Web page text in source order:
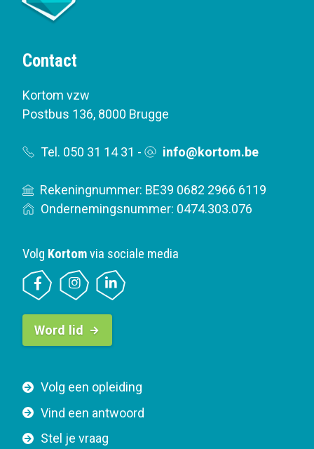
Contact
Kortom vzw
Postbus 136, 8000 Brugge
Tel. 050 31 14 31 - info@kortom.be
Rekeningnummer: BE39 0682 2966 6119
Ondernemingsnummer: 0474.303.076
F
o
t
Volg een opleiding
Vind een antwoord
Stel je vraag
Volg Kortomvia sociale media
B
t
o
n
a
Word lid